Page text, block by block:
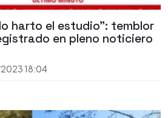
harto el estudio": temblor
en pleno noticiero
18:04